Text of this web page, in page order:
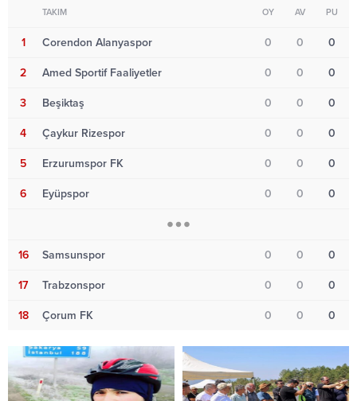
TAKIM OY AV PU
1 Corendon Alanyaspor 0 0 0
2 Amed Sportif Faaliyetler 0 0 0
3 Beşiktaş 0 0 0
4 Çaykur Rizespor 0 0 0
5 Erzurumspor FK 0 0 0
6 Eyüpspor 0 0 0
16 Samsunspor 0 0 0
17 Trabzonspor 0 0 0
18 Çorum FK 0 0 0